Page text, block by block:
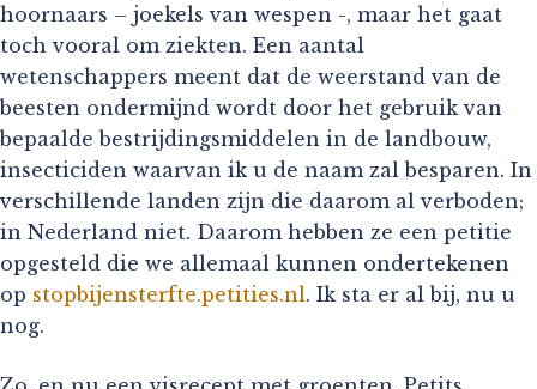
hoornaars – joekels van wespen -, maar het gaat
toch vooral om ziekten. Een aantal
wetenschappers meent dat de weerstand van de
beesten ondermijnd wordt door het gebruik van
bepaalde bestrijdingsmiddelen in de landbouw,
insecticiden waarvan ik u de naam zal besparen. In
verschillende landen zijn die daarom al verboden;
in Nederland niet. Daarom hebben ze een petitie
opgesteld die we allemaal kunnen ondertekenen
op stopbijensterfte.petities.nl. Ik sta er al bij, nu u
nog.